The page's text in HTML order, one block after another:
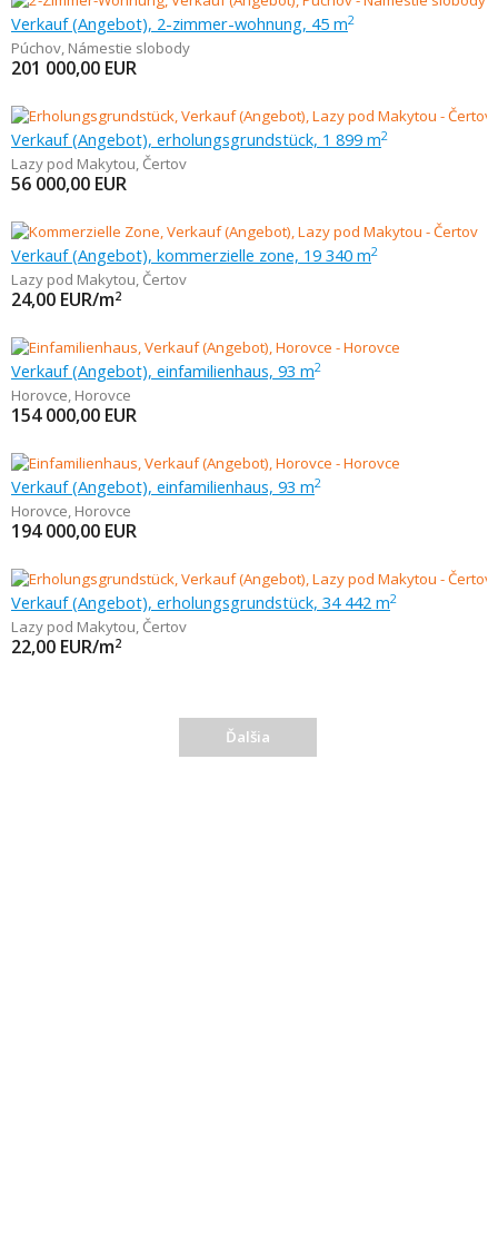
Verkauf (Angebot), 2-zimmer-wohnung, 45 m2
Púchov, Námestie slobody
201 000,00 EUR
Verkauf (Angebot), erholungsgrundstück, 1 899 m2
Lazy pod Makytou, Čertov
56 000,00 EUR
Verkauf (Angebot), kommerzielle zone, 19 340 m2
Lazy pod Makytou, Čertov
24,00 EUR/m2
Verkauf (Angebot), einfamilienhaus, 93 m2
Horovce, Horovce
154 000,00 EUR
Verkauf (Angebot), einfamilienhaus, 93 m2
Horovce, Horovce
194 000,00 EUR
Verkauf (Angebot), erholungsgrundstück, 34 442 m2
Lazy pod Makytou, Čertov
22,00 EUR/m2
Ďalšia